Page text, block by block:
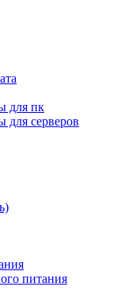
платформы nuc
для пк
для серверов
питания